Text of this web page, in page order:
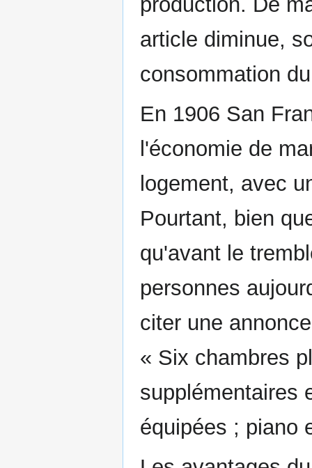
article diminue,
consommation
En 1906 San
l'économie de
logement, avec
Pourtant, bien
qu'avant le
personnes
citer une
« Six chambres
supplémentaires
équipées ; piano